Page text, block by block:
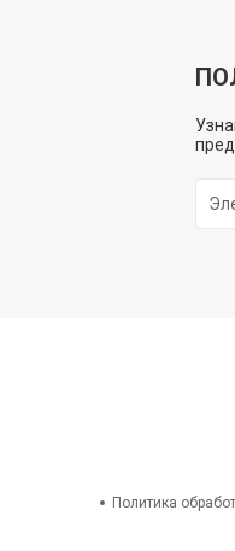
Политика